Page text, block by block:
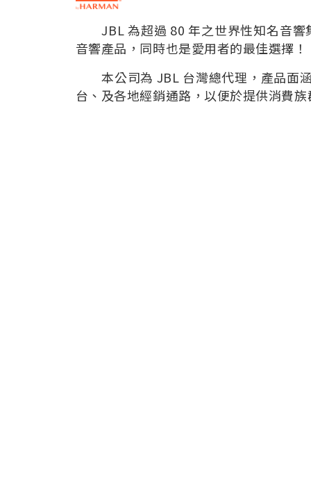
JBL 為超過 80 年之世界性知名音響
音響產品，同時也是愛用者的最佳選擇！
本公司為 JBL 台灣總代理，產品面涵
台、及各地經銷通路，以便於提供消費